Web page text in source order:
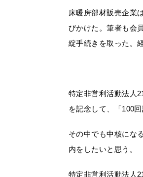
床暖房部材販売企業
びかけた。筆者も会
綻手続きを取った。
特定非営利活動法人
を記念して、「100
その中でも中核にな
内をしたいと思う。
特定非営利活動法人